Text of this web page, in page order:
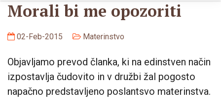
Morali bi me opozoriti
02-Feb-2015 Materinstvo
Objavljamo prevod članka, ki na edinstven način
izpostavlja čudovito in v družbi žal pogosto
napačno predstavljeno poslantsvo materinstva.